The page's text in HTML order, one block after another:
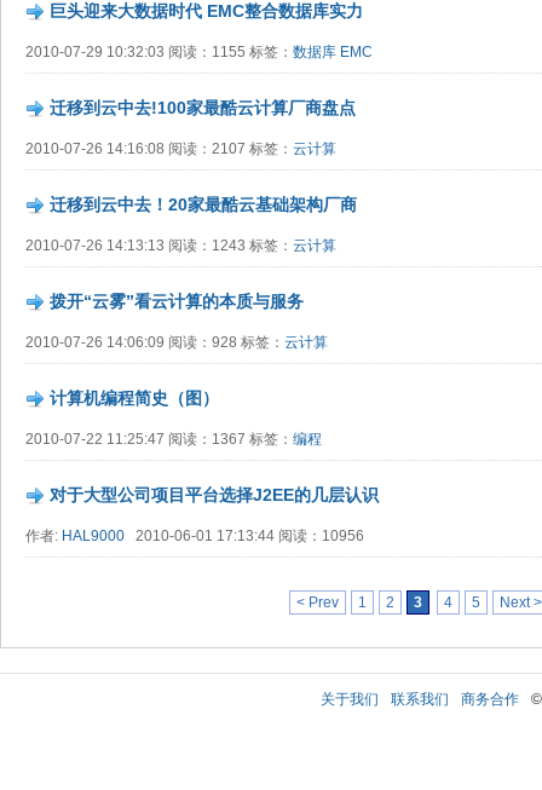
巨头迎来大数据时代 EMC整合数据库实力
2010-07-29 10:32:03 阅读：1155 标签： 数据库 EMC
迁移到云中去!100家最酷云计算厂商盘点
2010-07-26 14:16:08 阅读：2107 标签： 云计算
迁移到云中去！20家最酷云基础架构厂商
2010-07-26 14:13:13 阅读：1243 标签： 云计算
拨开“云雾”看云计算的本质与服务
2010-07-26 14:06:09 阅读：928 标签： 云计算
计算机编程简史（图）
2010-07-22 11:25:47 阅读：1367 标签： 编程
对于大型公司项目平台选择J2EE的几层认识
作者: HAL9000 2010-06-01 17:13:44 阅读：10956
< Prev 1 2 3 4 5 Next >
关于我们 联系我们 商务合作